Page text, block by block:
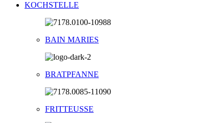
KOCHSTELLE
BAIN MARIES
BRATPFANNE
FRITTEUSSE